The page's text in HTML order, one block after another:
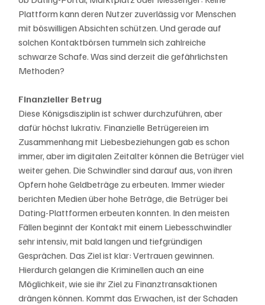
Plattform kann deren Nutzer zuverlässig vor Menschen
mit böswilligen Absichten schützen. Und gerade auf
solchen Kontaktbörsen tummeln sich zahlreiche
schwarze Schafe. Was sind derzeit die gefährlichsten
Methoden?
Finanzieller Betrug
Diese Königsdisziplin ist schwer durchzuführen, aber
dafür höchst lukrativ. Finanzielle Betrügereien im
Zusammenhang mit Liebesbeziehungen gab es schon
immer, aber im digitalen Zeitalter können die Betrüger viel
weiter gehen. Die Schwindler sind darauf aus, von ihren
Opfern hohe Geldbeträge zu erbeuten. Immer wieder
berichten Medien über hohe Beträge, die Betrüger bei
Dating-Plattformen erbeuten konnten. In den meisten
Fällen beginnt der Kontakt mit einem Liebesschwindler
sehr intensiv, mit bald langen und tiefgründigen
Gesprächen. Das Ziel ist klar: Vertrauen gewinnen.
Hierdurch gelangen die Kriminellen auch an eine
Möglichkeit, wie sie ihr Ziel zu Finanztransaktionen
drängen können. Kommt das Erwachen, ist der Schaden